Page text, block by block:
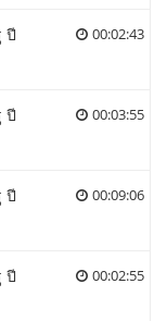
ปี
00:02:43
ปี
00:03:55
ปี
00:09:06
ปี
00:02:55